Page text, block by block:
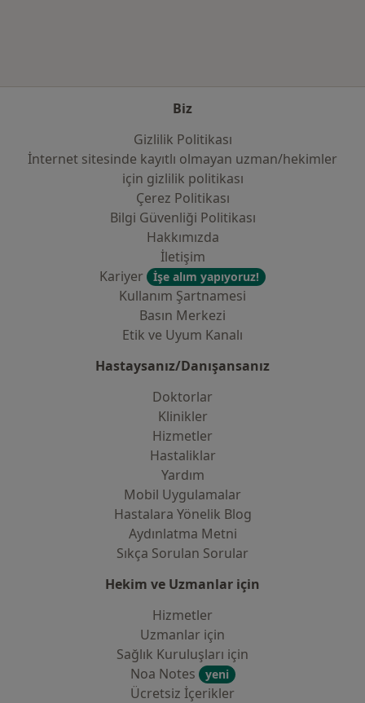
Biz
Gizlilik Politikası
İnternet sitesinde kayıtlı olmayan uzman/hekimler
i̇çin gizlilik politikası
Çerez Politikası
Bilgi Güvenliği Politikası
Hakkımızda
İletişim
Kariyer
İşe alım yapıyoruz!
Kullanım Şartnamesi
Basın Merkezi
Etik ve Uyum Kanalı
Hastaysanız/Danışansanız
Doktorlar
Klinikler
Hizmetler
Hastaliklar
Yardım
Mobil Uygulamalar
Hastalara Yönelik Blog
Aydınlatma Metni
Sıkça Sorulan Sorular
Hekim ve Uzmanlar için
Hizmetler
Uzmanlar için
Sağlık Kuruluşları için
Noa Notes
yeni
Ücretsiz İçerikler